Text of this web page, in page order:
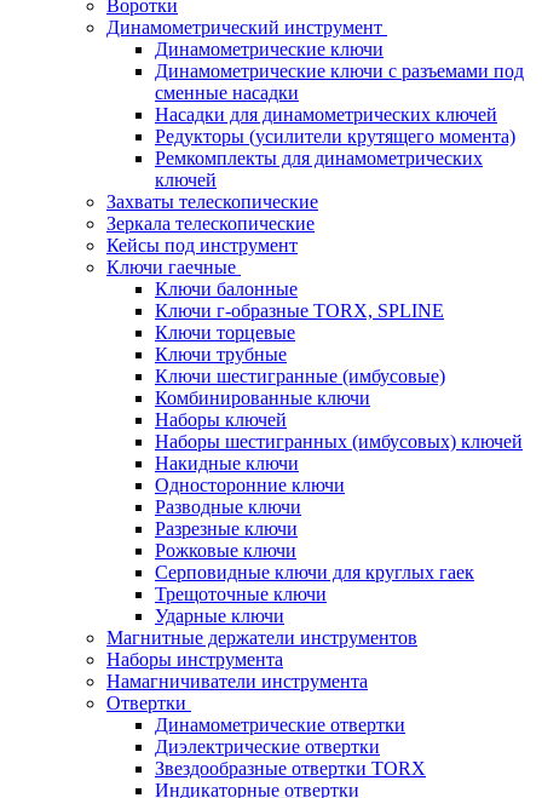
Воротки
Динамометрический инструмент
Динамометрические ключи
Динамометрические ключи с разъемами под
сменные насадки
Насадки для динамометрических ключей
Редукторы (усилители крутящего момента)
Ремкомплекты для динамометрических
ключей
Захваты телескопические
Зеркала телескопические
Кейсы под инструмент
Ключи гаечные
Ключи балонные
Ключи г-образные TORX, SPLINE
Ключи торцевые
Ключи трубные
Ключи шестигранные (имбусовые)
Комбинированные ключи
Наборы ключей
Наборы шестигранных (имбусовых) ключей
Накидные ключи
Односторонние ключи
Разводные ключи
Разрезные ключи
Рожковые ключи
Серповидные ключи для круглых гаек
Трещоточные ключи
Ударные ключи
Магнитные держатели инструментов
Наборы инструмента
Намагничиватели инструмента
Отвертки
Динамометрические отвертки
Диэлектрические отвертки
Звездообразные отвертки TORX
Индикаторные отвертки